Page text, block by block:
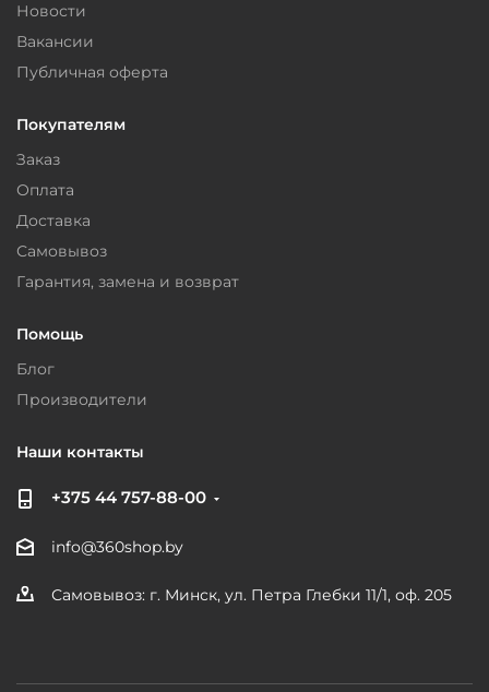
Новости
Вакансии
Публичная оферта
Покупателям
Заказ
Оплата
Доставка
Самовывоз
Гарантия, замена и возврат
Помощь
Блог
Производители
Наши контакты
+375 44 757-88-00
info@360shop.by
Самовывоз: г. Минск, ул. Петра Глебки 11/1, оф. 205